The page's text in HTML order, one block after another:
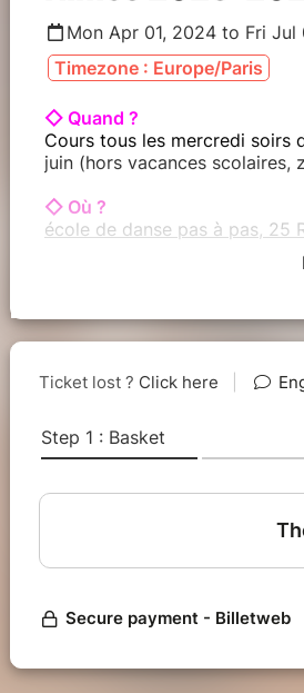
Mon Apr 01, 2024 to Fri Jul
Timezone : Europe/Paris
◇ Quand ?
Cours tous les mercredi soirs
juin (hors vacances scolaires,
◇ Où ?
école de danse pas à pas, 25
jusqu'à 70 ans). => Et
dans la tranche d'âge mais
◇ Aucune expérience de
◇ Prix : 150€
Fin des inscriptions le 30 avril